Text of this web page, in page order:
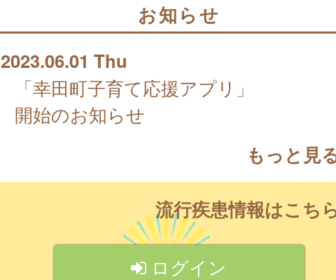
お知らせ
2023.06.01 Thu
「幸田町子育て応援アプリ」
開始のお知らせ
もっと見
流行疾患情報はこち
ログイン